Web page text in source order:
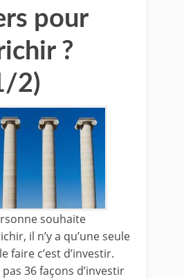
pour
?
2)
souhaite
il n’y a qu’une seule
faire c’est d’investir.
pas 36 façons d’investir